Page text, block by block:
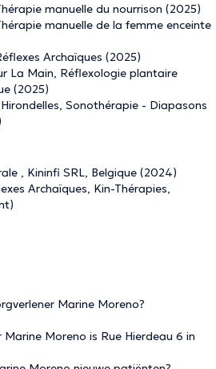
manuelle du nourrison (2025)
manuelle de la femme enceinte
Archaïques (2025)
La Main, Réflexologie plantaire
(2025)
Sonothérapie - Diapasons
, Kininfi SRL, Belgique (2024)
Archaïques, Kin-Thérapies,
Marine Moreno?
Moreno is Rue Hierdeau 6 in